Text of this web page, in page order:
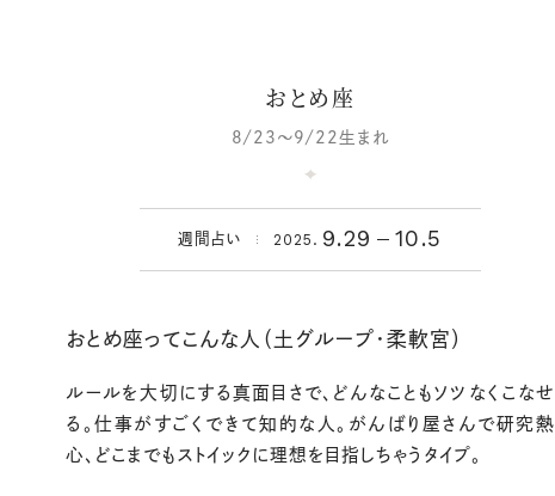
おとめ座
8/23～9/22生まれ
週間占い 2025. 9.29 10.5
おとめ座ってこんな人（土グループ・柔軟宮）
ルールを大切にする真面目さで、どんなこともソツなくこなせ
る。仕事がすごくできて知的な人。がんばり屋さんで研究熱
心、どこまでもストイックに理想を目指しちゃうタイプ。